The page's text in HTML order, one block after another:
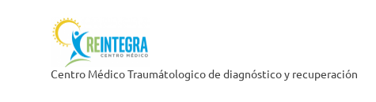
Médico
Centro Médico Traumátologico de diagnóstico y recuperación